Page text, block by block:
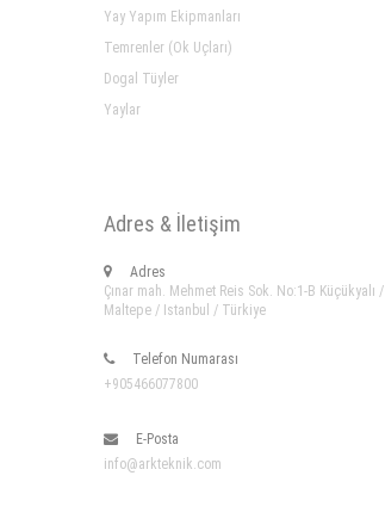
Yay Yapım Ekipmanları
Temrenler (Ok Uçları)
Dogal Tüyler
Yaylar
Adres & İletişim
Adres
Çınar mah. Mehmet Reis Sok. No:1-B Küçükyalı /
Maltepe / Istanbul / Türkiye
Telefon Numarası
+905466077800
E-Posta
info@arkteknik.com